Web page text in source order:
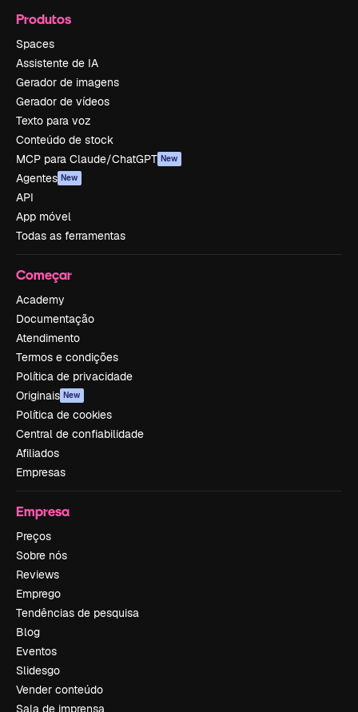
Produtos
Spaces
Assistente de IA
Gerador de imagens
Gerador de vídeos
Texto para voz
Conteúdo de stock
MCP para Claude/ChatGPT New
Agentes New
API
App móvel
Todas as ferramentas
Começar
Academy
Documentação
Atendimento
Termos e condições
Política de privacidade
Originais New
Política de cookies
Central de confiabilidade
Afiliados
Empresas
Empresa
Preços
Sobre nós
Reviews
Emprego
Tendências de pesquisa
Blog
Eventos
Slidesgo
Vender conteúdo
Sala de imprensa